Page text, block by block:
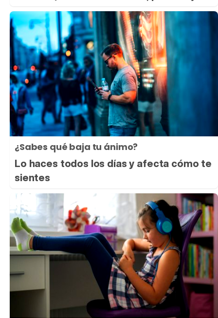
¿Sabes qué baja tu ánimo?
Lo haces todos los días y afecta cómo te
sientes